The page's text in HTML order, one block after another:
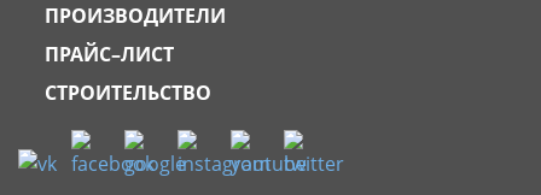
ПРОИЗВОДИТЕЛИ
ПРАЙС–ЛИСТ
СТРОИТЕЛЬСТВО